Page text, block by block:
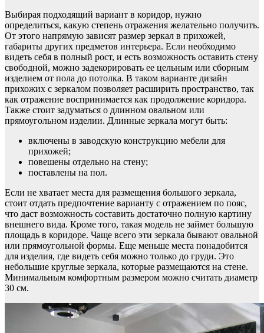
Выбирая подходящий вариант в коридор, нужно
определиться, какую степень отражения желательно получить.
От этого напрямую зависят размер зеркал в прихожей,
габариты других предметов интерьера. Если необходимо
видеть себя в полный рост, и есть возможность оставить стену
свободной, можно задекорировать ее цельным или сборным
изделием от пола до потолка. В таком варианте дизайн
прихожих с зеркалом позволяет расширить пространство, так
как отражение воспринимается как продолжение коридора.
Также стоит задуматься о длинном овальном или
прямоугольном изделии. Длинные зеркала могут быть:
включены в заводскую конструкцию мебели для
прихожей;
повешены отдельно на стену;
поставлены на пол.
Если не хватает места для размещения большого зеркала,
стоит отдать предпочтение варианту с отражением по пояс,
что даст возможность составить достаточно полную картину
внешнего вида. Кроме того, такая модель не займет большую
площадь в коридоре. Чаще всего эти зеркала бывают овальной
или прямоугольной формы. Еще меньше места понадобится
для изделия, где видеть себя можно только до груди. Это
небольшие круглые зеркала, которые размещаются на стене.
Минимальным комфортным размером можно считать диаметр
30 см.